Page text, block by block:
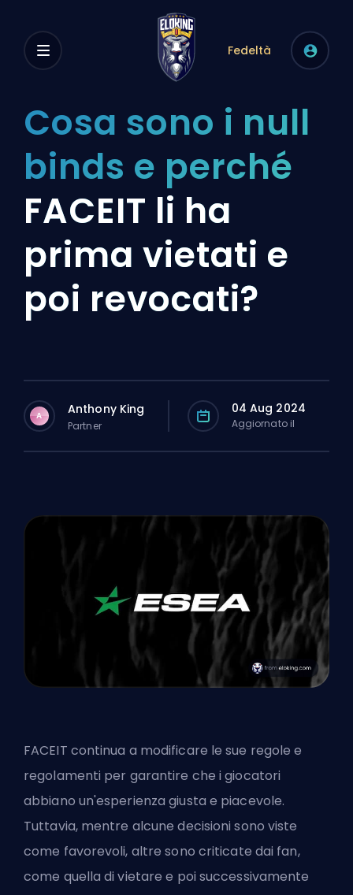
Fedeltà
Cosa sono i null
binds e perché
FACEIT li ha
prima vietati e
poi revocati?
A Anthony King
Partner
04 Aug 2024
Aggiornato il
FACEIT continua a modificare le sue regole e
regolamenti per garantire che i giocatori
abbiano un'esperienza giusta e piacevole.
Tuttavia, mentre alcune decisioni sono viste
come favorevoli, altre sono criticate dai fan,
come quella di vietare e poi successivamente